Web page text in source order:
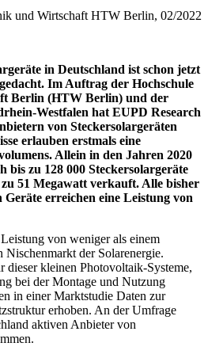
und Wirtschaft HTW Berlin, 02/2022
in Deutschland ist schon jetzt
Im Auftrag der Hochschule
Berlin (HTW Berlin) und der
Westfalen hat EUPD Research
von Steckersolargeräten
erlauben erstmals eine
Allein in den Jahren 2020
bis zu 128 000 Steckersolargeräte
51 Megawatt verkauft. Alle bisher
erreichen eine Leistung von
von weniger als einem
der Solarenergie.
dieser kleinen Photovoltaik-Systeme,
bei der Montage und Nutzung
in einer Marktstudie Daten zur
erhoben. An der Umfrage
aktiven Anbieter von